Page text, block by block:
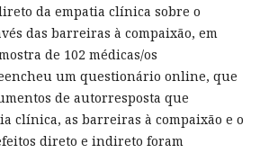
da empatia clínica sobre o
das barreiras à compaixão, em
de 102 médicas/os
um questionário online, que
de autorresposta que
clínica, as barreiras à compaixão e o
direto e indireto foram